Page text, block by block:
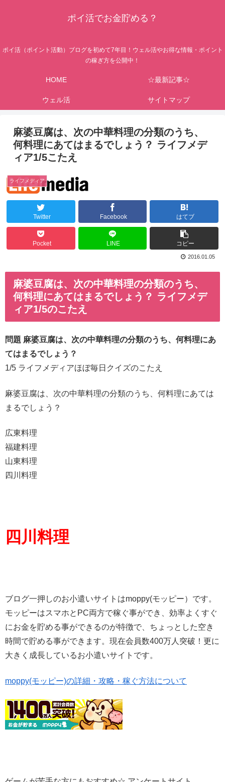
ポイ活でお金貯める？
ポイ活（ポイント活動）ブログを初めて7年目！ウェル活やお得な情報・ポイント
の稼ぎ方を公開中！
HOME ☆最新記事☆
ウェル活 サイトマップ
麻婆豆腐は、次の中華料理の分類のうち、
何料理にあてはまるでしょう？ ライフメデ
ィア1/5こたえ
ライフメディア
Twitter Facebook はてブ
Pocket LINE コピー
2016.01.05
麻婆豆腐は、次の中華料理の分類のうち、
何料理にあてはまるでしょう？ ライフメデ
ィア1/5のこたえ
問題 麻婆豆腐は、次の中華料理の分類のうち、何料理にあ
てはまるでしょう？
1/5 ライフメディアほぼ毎日クイズのこたえ
麻婆豆腐は、次の中華料理の分類のうち、何料理にあては
まるでしょう？
広東料理
福建料理
山東料理
四川料理
四川料理
ブログ一押しのお小遣いサイトはmoppy(モッピー）です。
モッピーはスマホとPC両方で稼ぐ事ができ、効率よくすぐ
にお金を貯める事ができるのが特徴で、ちょっとした空き
時間で貯める事ができます。現在会員数400万人突破！更に
大きく成長しているお小遣いサイトです。
moppy(モッピー)の詳細・攻略・稼ぐ方法について